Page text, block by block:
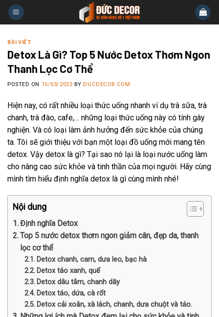
Skip
BÀI VIẾT
Detox Là Gì? Top 5 Nước Detox Thơm Ngon
Thanh Lọc Cơ Thể
POSTED ON 15/03/2023 BYDUCDECOR.COM
Hiện nay, có rất nhiều loại thức uống nhanh ví dụ trà sữa, trà
chanh, trà đào, cafe,… những loại thức uống này có tính gây
nghiện. Và có loại làm ảnh hưởng đến sức khỏe của chúng
ta. Tôi sẽ giới thiệu với bạn một loại đồ uống mới mang tên
detox. Vậy detox là gì? Tại sao nó lại là loại nước uống làm
cho nâng cao sức khỏe và tinh thần của mọi người. Hãy cùng
mình tìm hiểu định nghĩa detox là gì cùng mình nhé!
Nội dung
Định nghĩa Detox
Top 5 nước detox thơm ngon giảm cân, đẹp da, thanh
lọc cơ thể
Detox chanh, cam, dưa leo, bạc hà
Detox táo xanh, quế
Detox dâu tằm, chanh dây
Detox táo, dứa, cà rốt
Detox cải xoăn, xà lách, chanh, dưa chuột và táo.